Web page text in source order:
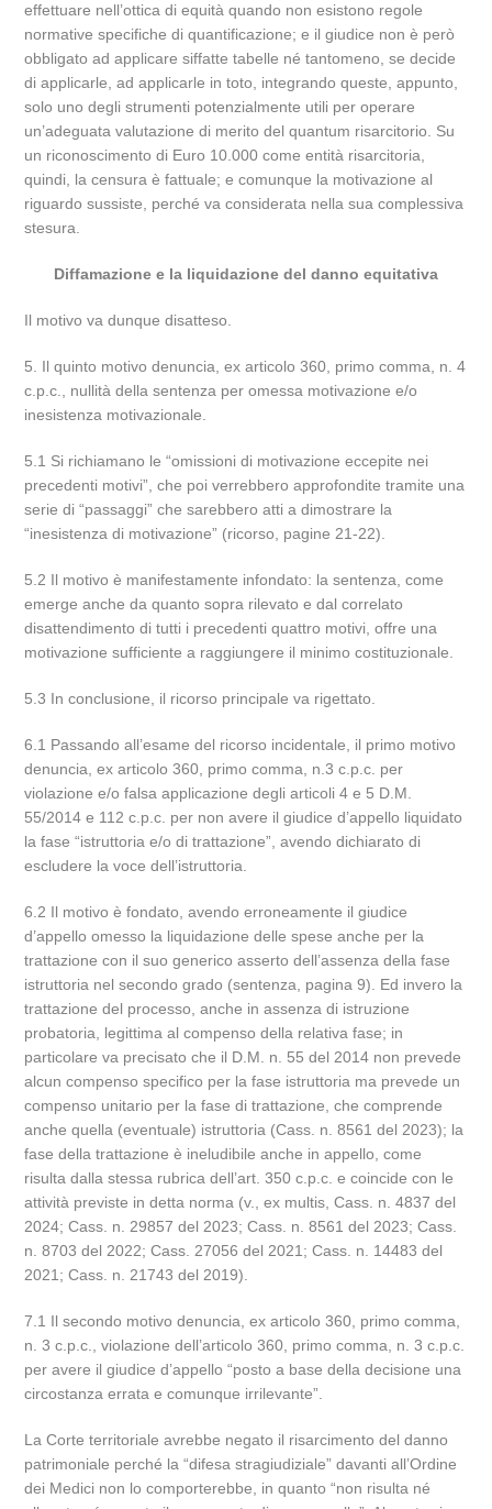
effettuare nell’ottica di equità quando non esistono regole
normative specifiche di quantificazione; e il giudice non è però
obbligato ad applicare siffatte tabelle né tantomeno, se decide
di applicarle, ad applicarle in toto, integrando queste, appunto,
solo uno degli strumenti potenzialmente utili per operare
un’adeguata valutazione di merito del quantum risarcitorio. Su
un riconoscimento di Euro 10.000 come entità risarcitoria,
quindi, la censura è fattuale; e comunque la motivazione al
riguardo sussiste, perché va considerata nella sua complessiva
stesura.
Diffamazione e la liquidazione del danno equitativa
Il motivo va dunque disatteso.
5. Il quinto motivo denuncia, ex articolo 360, primo comma, n. 4
c.p.c., nullità della sentenza per omessa motivazione e/o
inesistenza motivazionale.
5.1 Si richiamano le “omissioni di motivazione eccepite nei
precedenti motivi”, che poi verrebbero approfondite tramite una
serie di “passaggi” che sarebbero atti a dimostrare la
“inesistenza di motivazione” (ricorso, pagine 21-22).
5.2 Il motivo è manifestamente infondato: la sentenza, come
emerge anche da quanto sopra rilevato e dal correlato
disattendimento di tutti i precedenti quattro motivi, offre una
motivazione sufficiente a raggiungere il minimo costituzionale.
5.3 In conclusione, il ricorso principale va rigettato.
6.1 Passando all’esame del ricorso incidentale, il primo motivo
denuncia, ex articolo 360, primo comma, n.3 c.p.c. per
violazione e/o falsa applicazione degli articoli 4 e 5 D.M.
55/2014 e 112 c.p.c. per non avere il giudice d’appello liquidato
la fase “istruttoria e/o di trattazione”, avendo dichiarato di
escludere la voce dell’istruttoria.
6.2 Il motivo è fondato, avendo erroneamente il giudice
d’appello omesso la liquidazione delle spese anche per la
trattazione con il suo generico asserto dell’assenza della fase
istruttoria nel secondo grado (sentenza, pagina 9). Ed invero la
trattazione del processo, anche in assenza di istruzione
probatoria, legittima al compenso della relativa fase; in
particolare va precisato che il D.M. n. 55 del 2014 non prevede
alcun compenso specifico per la fase istruttoria ma prevede un
compenso unitario per la fase di trattazione, che comprende
anche quella (eventuale) istruttoria (Cass. n. 8561 del 2023); la
fase della trattazione è ineludibile anche in appello, come
risulta dalla stessa rubrica dell’art. 350 c.p.c. e coincide con le
attività previste in detta norma (v., ex multis, Cass. n. 4837 del
2024; Cass. n. 29857 del 2023; Cass. n. 8561 del 2023; Cass.
n. 8703 del 2022; Cass. 27056 del 2021; Cass. n. 14483 del
2021; Cass. n. 21743 del 2019).
7.1 Il secondo motivo denuncia, ex articolo 360, primo comma,
n. 3 c.p.c., violazione dell’articolo 360, primo comma, n. 3 c.p.c.
per avere il giudice d’appello “posto a base della decisione una
circostanza errata e comunque irrilevante”.
La Corte territoriale avrebbe negato il risarcimento del danno
patrimoniale perché la “difesa stragiudiziale” davanti all’Ordine
dei Medici non lo comporterebbe, in quanto “non risulta né